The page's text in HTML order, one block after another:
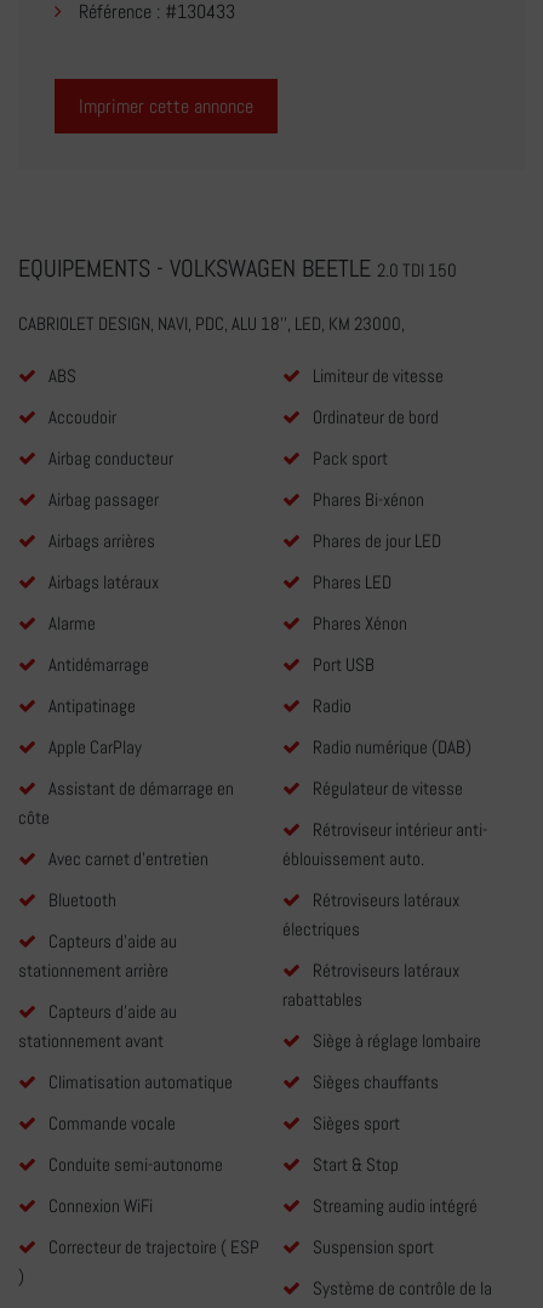
Référence : #130433
Imprimer cette annonce
EQUIPEMENTS - VOLKSWAGEN BEETLE 2.0 TDI 150
CABRIOLET DESIGN, NAVI, PDC, ALU 18'', LED, KM 23000,
ABS
Accoudoir
Airbag conducteur
Airbag passager
Airbags arrières
Airbags latéraux
Alarme
Antidémarrage
Antipatinage
Apple CarPlay
Assistant de démarrage en
côte
Avec carnet d'entretien
Bluetooth
Capteurs d'aide au
stationnement arrière
Capteurs d'aide au
stationnement avant
Climatisation automatique
Commande vocale
Conduite semi-autonome
Connexion WiFi
Correcteur de trajectoire ( ESP
)
Limiteur de vitesse
Ordinateur de bord
Pack sport
Phares Bi-xénon
Phares de jour LED
Phares LED
Phares Xénon
Port USB
Radio
Radio numérique (DAB)
Régulateur de vitesse
Rétroviseur intérieur anti-
éblouissement auto.
Rétroviseurs latéraux
électriques
Rétroviseurs latéraux
rabattables
Siège à réglage lombaire
Sièges chauffants
Sièges sport
Start & Stop
Streaming audio intégré
Suspension sport
Système de contrôle de la